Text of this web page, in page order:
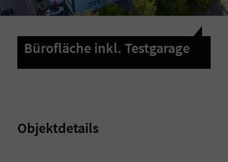
Bürofläche inkl. Testgarage
Objektdetails